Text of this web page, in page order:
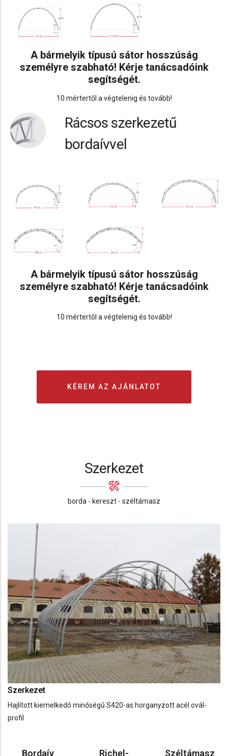
A bármelyik típusú sátor hosszúság
személyre szabható! Kérje tanácsadóink
segítségét.
10 mértertől a végtelenig és tovább!
Rácsos szerkezetű
bordaívvel
A bármelyik típusú sátor hosszúság
személyre szabható! Kérje tanácsadóink
segítségét.
10 mértertől a végtelenig és tovább!
KÉREM AZ AJÁNLATOT
Szerkezet
borda - kereszt - széltámasz
Szerkezet
Hajlított kiemelkedő minőségű S420-as horganyzott acél ovál-
profil
Bordaív
Richel-
Széltámasz